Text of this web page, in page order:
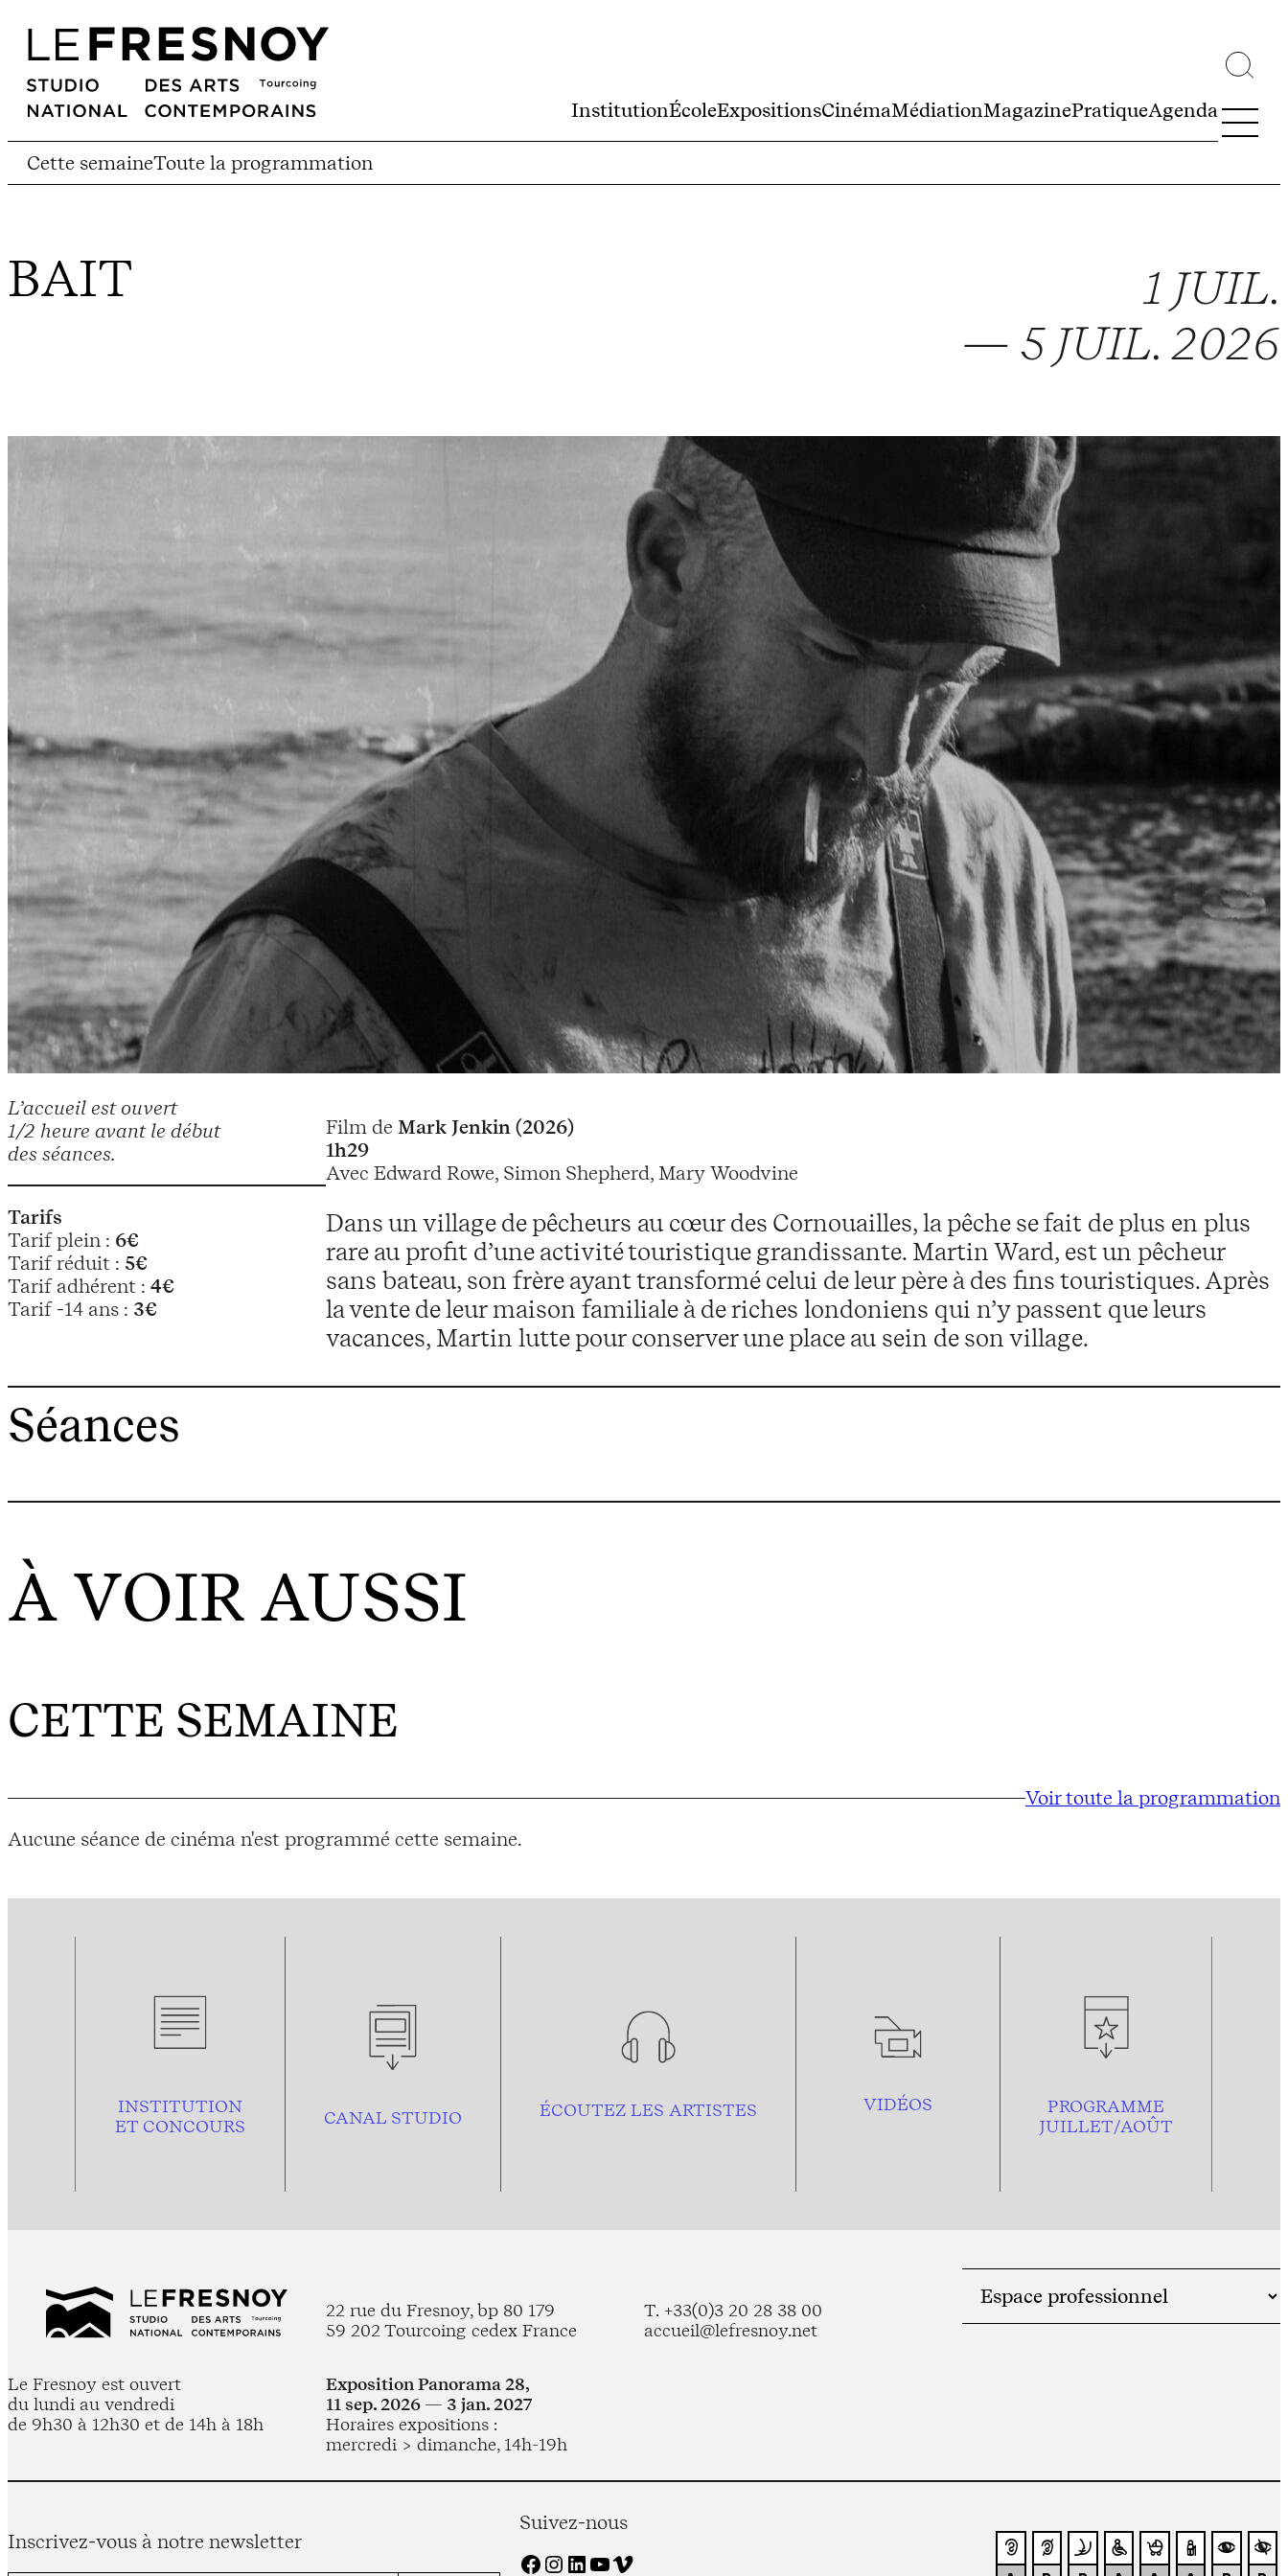
InstitutionÉcoleExpositionsCinémaMédiationMagazinePratiqueAgenda
Cette semaineToute la programmation
BAIT
1 JUIL.
— 5 JUIL. 2026
L’accueil est ouvert
1/2 heure avant le début
des séances.
Tarifs
Tarif plein : 6€
Tarif réduit : 5€
Tarif adhérent : 4€
Tarif -14 ans : 3€
Film de Mark Jenkin (2026)
1h29
Avec Edward Rowe, Simon Shepherd, Mary Woodvine
Dans un village de pêcheurs au cœur des Cornouailles, la pêche se fait de plus en plus
rare au profit d’une activité touristique grandissante. Martin Ward, est un pêcheur
sans bateau, son frère ayant transformé celui de leur père à des fins touristiques. Après
la vente de leur maison familiale à de riches londoniens qui n’y passent que leurs
vacances, Martin lutte pour conserver une place au sein de son village.
Séances
À VOIR AUSSI
CETTE SEMAINE
Voir toute la programmation
Aucune séance de cinéma n'est programmé cette semaine.
INSTITUTION
ET CONCOURS
CANAL STUDIO ÉCOUTEZ LES ARTISTES VIDÉOS
PROGRAMME
JUILLET/AOÛT
22 rue du Fresnoy, bp 80 179
59 202 Tourcoing cedex France
T. +33(0)3 20 28 38 00
accueil@lefresnoy.net
Le Fresnoy est ouvert
du lundi au vendredi
de 9h30 à 12h30 et de 14h à 18h
Exposition Panorama 28,
11 sep. 2026 — 3 jan. 2027
Horaires expositions :
mercredi > dimanche, 14h-19h
Inscrivez-vous à notre newsletter
Suivez-nous
Facebook Instagram LinkedIn YouTube Vimeo